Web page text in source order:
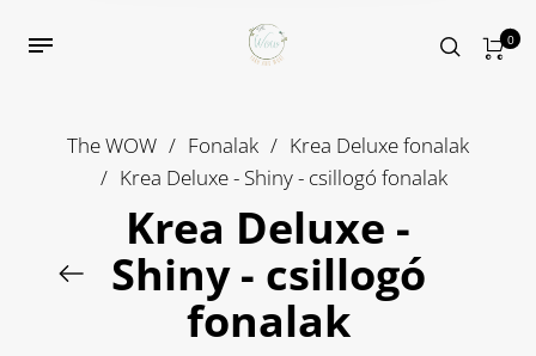
0
The WOW / Fonalak / Krea Deluxe fonalak
/ Krea Deluxe - Shiny - csillogó fonalak
Krea Deluxe -
Shiny - csillogó
fonalak